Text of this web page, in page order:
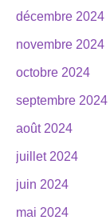
décembre 2024
novembre 2024
octobre 2024
septembre 2024
août 2024
juillet 2024
juin 2024
mai 2024